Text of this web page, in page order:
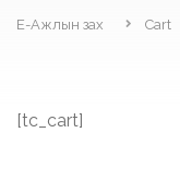
Е-Ажлын зах Cart
[tc_cart]